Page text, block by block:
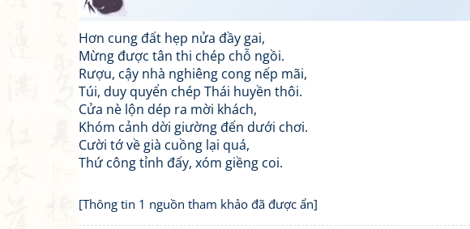
Hơn cung đất hẹp nửa đầy gai,
Mừng được tân thi chép chỗ ngồi.
Rượu, cậy nhà nghiêng cong nếp mãi,
Túi, duy quyển chép Thái huyền thôi.
Cửa nè lộn dép ra mời khách,
Khóm cảnh dời giường đến dưới chơi.
Cười tớ về già cuồng lại quá,
Thứ công tỉnh đấy, xóm giềng coi.
[Thông tin 1 nguồn tham khảo đã được ẩn]